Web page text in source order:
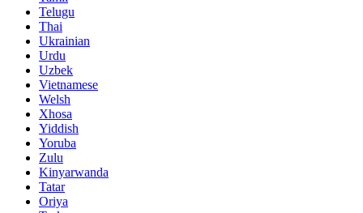
Telugu
Thai
Ukrainian
Urdu
Uzbek
Vietnamese
Welsh
Xhosa
Yiddish
Yoruba
Zulu
Kinyarwanda
Tatar
Oriya